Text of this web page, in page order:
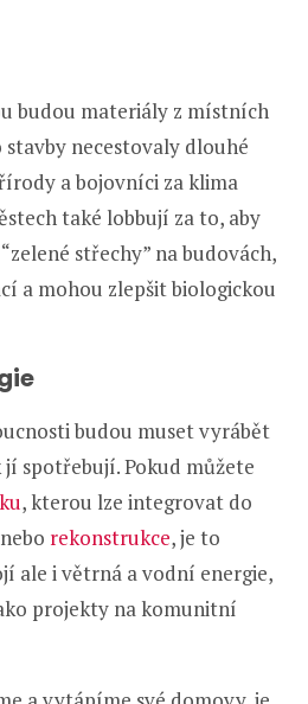
budou materiály z místních
necestovaly dlouhé
a bojovníci za klima
také lobbují za to, aby
střechy” na budovách,
a mohou zlepšit biologickou
budou muset vyrábět
spotřebují. Pokud můžete
, kterou lze integrovat do
rekonstrukce, je to
ale i větrná a vodní energie,
projekty na komunitní